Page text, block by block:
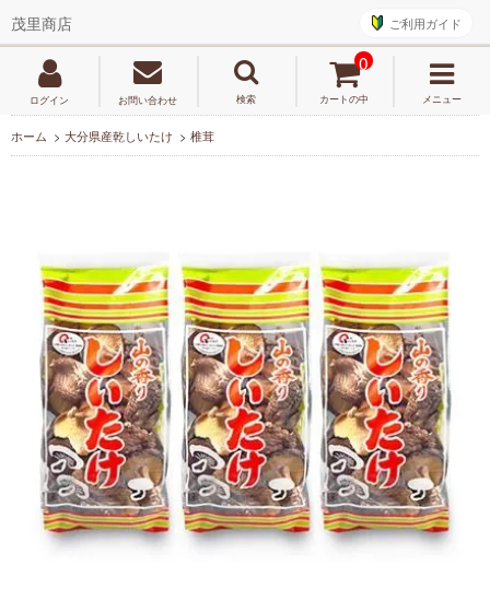
茂里商店 ご利用ガイド
ログイン お問い合わせ 検索 カートの中
0
メニュー
ホーム > 大分県産乾しいたけ > 椎茸